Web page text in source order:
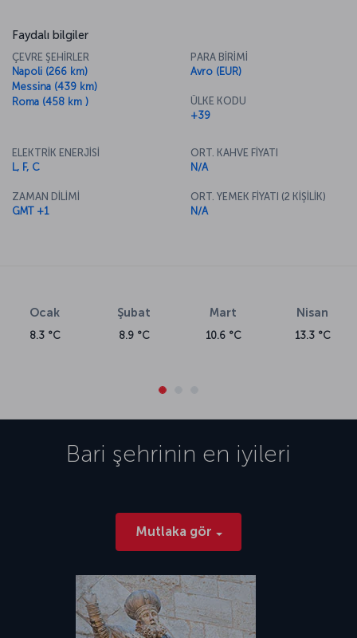
Faydalı bilgiler
ÇEVRE ŞEHİRLER
Napoli (266 km)
Messina (439 km)
Roma (458 km )
PARA BİRİMİ
Avro (EUR)
ÜLKE KODU
+39
ELEKTRİK ENERJİSİ
L, F, C
ZAMAN DİLİMİ
GMT +1
ORT. KAHVE FİYATI
N/A
ORT. YEMEK FİYATI (2 KİŞİLİK)
N/A
Ocak
8.3 °C
Şubat
8.9 °C
Mart
10.6 °C
Nisan
13.3 °C
Bari şehrinin en iyileri
Mutlaka gör